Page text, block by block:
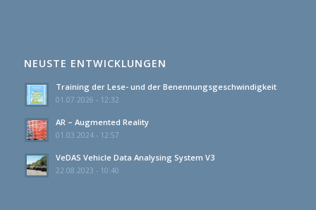
NEUSTE ENTWICKLUNGEN
Training der Lese- und der Benennungsgeschwindigkeit
01.07.2026 - 12:32
AR – Augmented Reality
01.03.2024 - 12:57
VeDAS Vehicle Data Analysing System V3
22.08.2023 - 10:40